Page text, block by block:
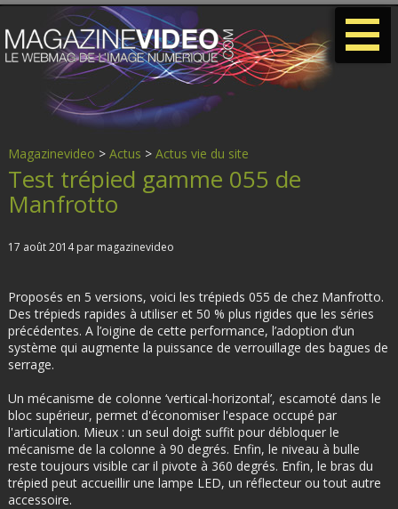
Magazinevideo > Actus > Actus vie du site
Test trépied gamme 055 de
Manfrotto
17 août 2014 par magazinevideo
Proposés en 5 versions, voici les trépieds 055 de chez Manfrotto.
Des trépieds rapides à utiliser et 50 % plus rigides que les séries
précédentes. A l’oigine de cette performance, l’adoption d’un
système qui augmente la puissance de verrouillage des bagues de
serrage.
Un mécanisme de colonne ‘vertical-horizontal’, escamoté dans le
bloc supérieur, permet d'économiser l'espace occupé par
l'articulation. Mieux : un seul doigt suffit pour débloquer le
mécanisme de la colonne à 90 degrés. Enfin, le niveau à bulle
reste toujours visible car il pivote à 360 degrés. Enfin, le bras du
trépied peut accueillir une lampe LED, un réflecteur ou tout autre
accessoire.
-
-
-